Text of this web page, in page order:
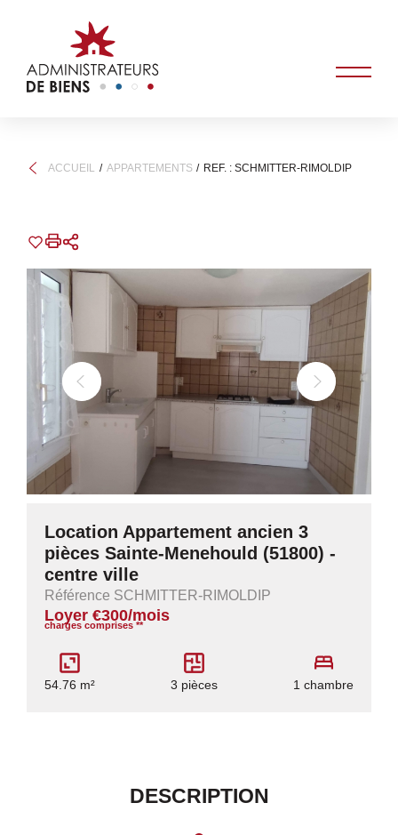
ACCUEIL APPARTEMENTS REF. : SCHMITTER-RIMOLDIP
Location Appartement ancien 3
pièces Sainte-Menehould (51800) -
centre ville
Référence SCHMITTER-RIMOLDIP
Loyer €300/mois
charges comprises **
54.76 m² 3 pièces 1 chambre
DESCRIPTION